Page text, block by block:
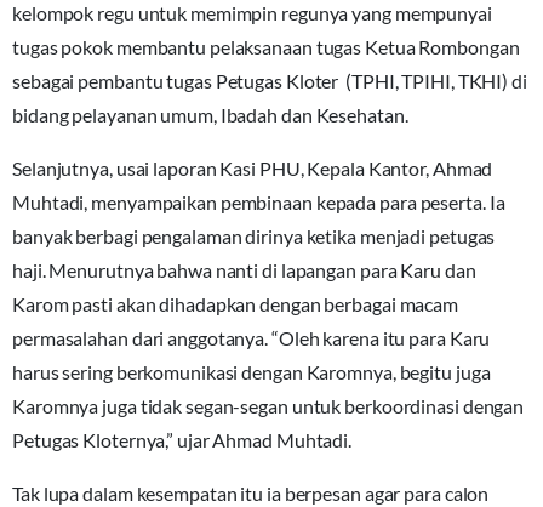
kelompok regu untuk memimpin regunya yang mempunyai
tugas pokok membantu pelaksanaan tugas Ketua Rombongan
sebagai pembantu tugas Petugas Kloter (TPHI, TPIHI, TKHI) di
bidang pelayanan umum, Ibadah dan Kesehatan.
Selanjutnya, usai laporan Kasi PHU, Kepala Kantor, Ahmad
Muhtadi, menyampaikan pembinaan kepada para peserta. Ia
banyak berbagi pengalaman dirinya ketika menjadi petugas
haji. Menurutnya bahwa nanti di lapangan para Karu dan
Karom pasti akan dihadapkan dengan berbagai macam
permasalahan dari anggotanya. “Oleh karena itu para Karu
harus sering berkomunikasi dengan Karomnya, begitu juga
Karomnya juga tidak segan-segan untuk berkoordinasi dengan
Petugas Kloternya,” ujar Ahmad Muhtadi.
Tak lupa dalam kesempatan itu ia berpesan agar para calon